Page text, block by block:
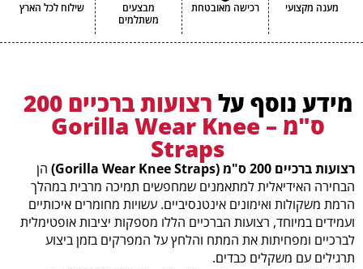
מענה מקצועי רכישה מאובטחת
מבצעים
משתלמים
שילוח לכל הארץ
מידע נוסף על רצועות ברכיים 200
ס"מ – Gorilla Wear Knee
Straps
רצועות ברכיים 200 ס"מ (Gorilla Wear Knee Straps)
הן
הבחירה האידיאלית למתאמנים שמחפשים תמיכה מרבית במהלך
הרמת משקולות ואימונים אינטנסיביים. עשויות מחומרים איכותיים
ועמידים במיוחד, רצועות הברכיים הללו מספקות יציבות אופטימלית
לברכיים ומפחיתות את המתח והלחץ על המפרקים בזמן ביצוע
תרגילים עם משקלים כבדים.